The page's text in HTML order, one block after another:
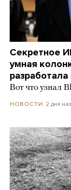
Секретное
умная
Вот что узнал
НОВОСТИ 2 дня